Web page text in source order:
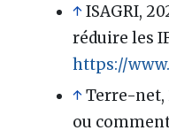
↑ISAGRI,
réduire les
https://
↑Terre-net,
ou